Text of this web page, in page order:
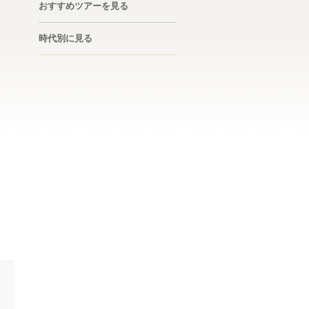
おすすめツアーを見る
時代別に見る